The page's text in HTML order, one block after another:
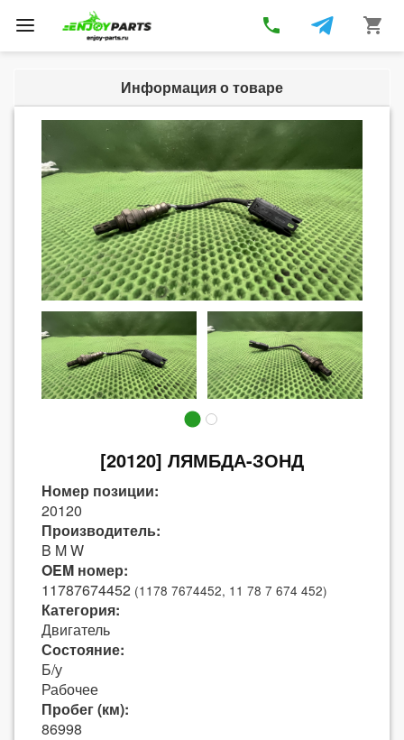
Toggle
navigation
phone shopping_cart
Информация о товаре
[20120] ЛЯМБДА-ЗОНД
Номер позиции:
20120
Производитель:
B M W
OEM номер:
11787674452 (1178 7674452, 11 78 7 674 452)
Категория:
Двигатель
Состояние:
Б/у
Рабочее
Пробег (км):
86998